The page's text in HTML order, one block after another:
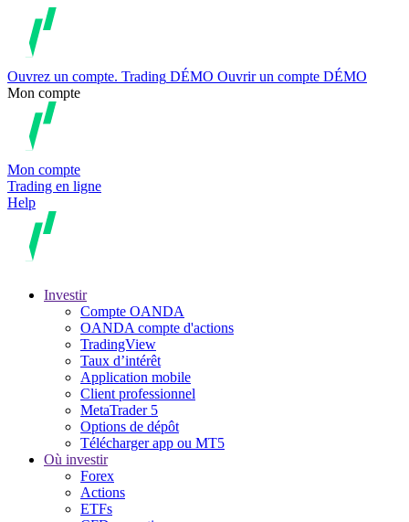
Ouvrez un compte. Trading DÉMO Ouvrir un compte DÉMO
Mon compte
Mon compte
Trading en ligne
Help
Investir
Compte OANDA
OANDA compte d'actions
TradingView
Taux d’intérêt
Application mobile
Client professionnel
MetaTrader 5
Options de dépôt
Télécharger app ou MT5
Où investir
Forex
Actions
ETFs